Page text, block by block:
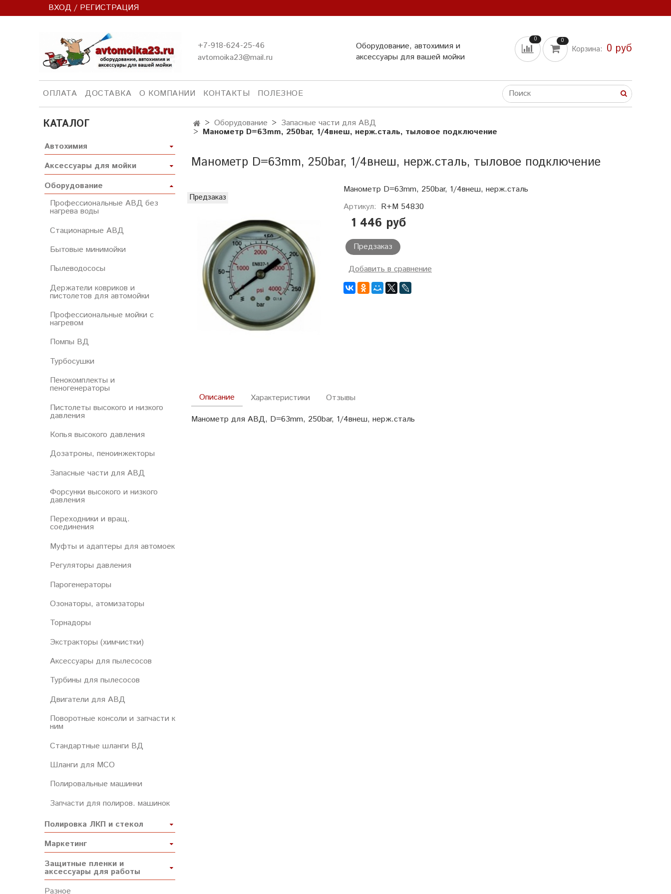
ВХОД / РЕГИСТРАЦИЯ
+7-918-624-25-46
avtomoika23@mail.ru
Оборудование, автохимия и
аксессуары для вашей мойки
0 0
Корзина: 0 руб
ОПЛАТА ДОСТАВКА О КОМПАНИИ КОНТАКТЫ ПОЛЕЗНОЕ
Оборудование Запасные части для АВД
Манометр D=63mm, 250bar, 1/4внеш, нерж.сталь, тыловое подключение
Манометр D=63mm, 250bar, 1/4внеш, нерж.сталь, тыловое подключение
Предзаказ
Манометр D=63mm, 250bar, 1/4внеш, нерж.сталь
Артикул: R+M 54830
1 446 руб
Предзаказ
Добавить в сравнение
Описание
Манометр для АВД, D=63mm, 250bar, 1/4внеш, нерж.сталь
Характеристики Отзывы
КАТАЛОГ
Автохимия
Аксессуары для мойки
Оборудование
Профессиональные АВД без
нагрева воды
Стационарные АВД
Бытовые минимойки
Пылеводососы
Держатели ковриков и
пистолетов для автомойки
Профессиональные мойки с
нагревом
Помпы ВД
Турбосушки
Пенокомплекты и
пеногенераторы
Пистолеты высокого и низкого
давления
Копья высокого давления
Дозатроны, пеноинжекторы
Запасные части для АВД
Форсунки высокого и низкого
давления
Переходники и вращ.
соединения
Муфты и адаптеры для автомоек
Регуляторы давления
Парогенераторы
Озонаторы, атомизаторы
Торнадоры
Экстракторы (химчистки)
Аксессуары для пылесосов
Турбины для пылесосов
Двигатели для АВД
Поворотные консоли и запчасти к
ним
Стандартные шланги ВД
Шланги для МСО
Полировальные машинки
Запчасти для полиров. машинок
Полировка ЛКП и стекол
Маркетинг
Защитные пленки и
аксессуары для работы
Разное